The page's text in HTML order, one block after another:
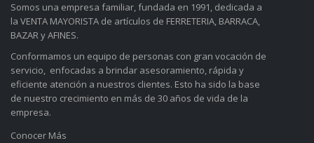
Somos una empresa familiar, fundada en 1991, dedicada a
la VENTA MAYORISTA de artículos de FERRETERIA, BARRACA,
BAZAR y AFINES.
Conformamos un equipo de personas con gran vocación de
servicio, enfocadas a brindar asesoramiento, rápida y
eficiente atención a nuestros clientes. Esto ha sido la base
de nuestro crecimiento en más de 30 años de vida de la
empresa.
Conocer Más